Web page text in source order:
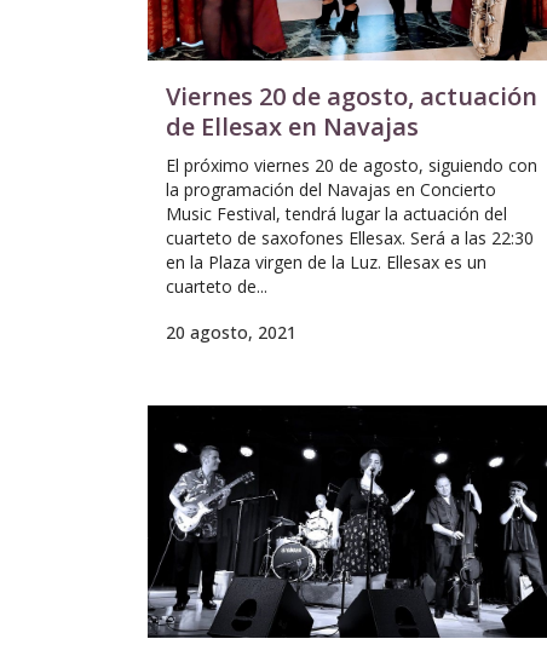
Viernes 20 de agosto, actuación
de Ellesax en Navajas
El próximo viernes 20 de agosto, siguiendo con
la programación del Navajas en Concierto
Music Festival, tendrá lugar la actuación del
cuarteto de saxofones Ellesax. Será a las 22:30
en la Plaza virgen de la Luz. Ellesax es un
cuarteto de...
20 agosto, 2021